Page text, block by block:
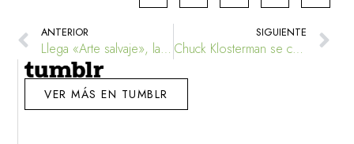
ANTERIOR
Llega «Arte salvaje», la biografía de Jim Thompson
SIGUIENTE
Chuck Klosterman se cala el sombrero del malo
VER MÁS EN TUMBLR